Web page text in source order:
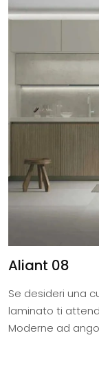
Aliant 08
Se desideri una
laminato ti
Moderne ad